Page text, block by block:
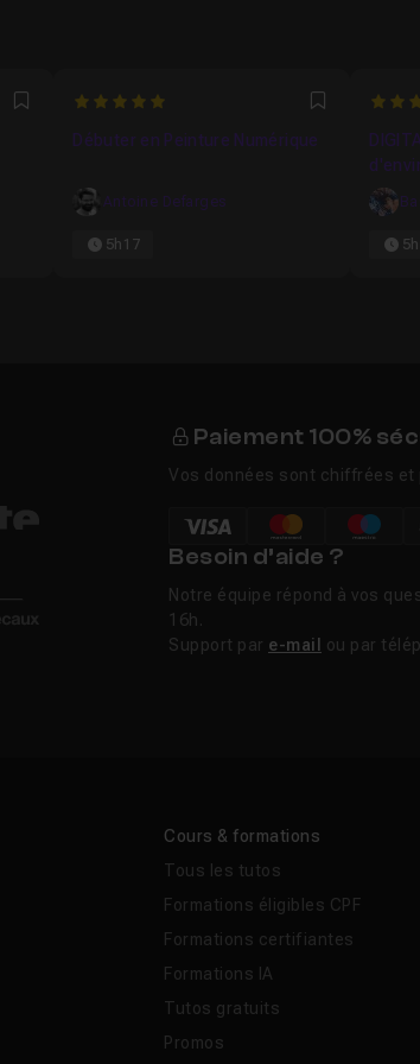
Favori
5 Favori
Débuter en Peinture Numérique
Antoine Defarges
5h17
Paiement 100%
Vos données sont chiffrées
Besoin d’aide ?
Notre équipe répond à vos
16h.
Support par e-mail ou par
Cours & formations
Tous les tutos
Formations éligibles CPF
Formations certifiantes
Formations IA
Tutos gratuits
Promos